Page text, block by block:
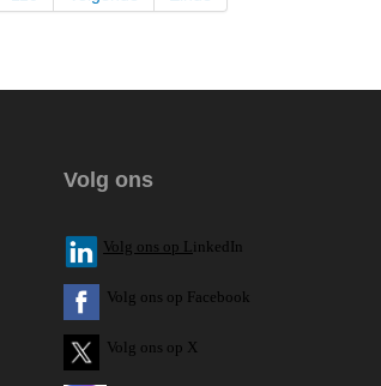
Volg ons
Volg ons op L inkedIn
Volg ons op Facebook
Volg ons op X